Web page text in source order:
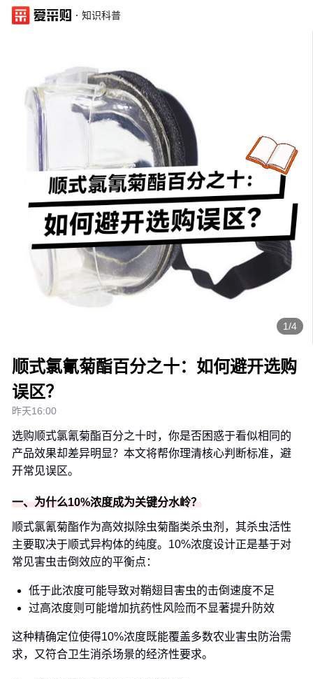
· 知识科普
1/4
顺式氯氰菊酯百分之十：如何避开选购
误区？
昨天16:00
选购顺式氯氰菊酯百分之十时，你是否困惑于看似相同的
产品效果却差异明显？本文将帮你理清核心判断标准，避
开常见误区。
一、为什么10%浓度成为关键分水岭？
顺式氯氰菊酯作为高效拟除虫菊酯类杀虫剂，其杀虫活性
主要取决于顺式异构体的纯度。10%浓度设计正是基于对
常见害虫击倒效应的平衡点：
低于此浓度可能导致对鞘翅目害虫的击倒速度不足
过高浓度则可能增加抗药性风险而不显著提升防效
这种精确定位使得10%浓度既能覆盖多数农业害虫防治需
求，又符合卫生消杀场景的经济性要求。